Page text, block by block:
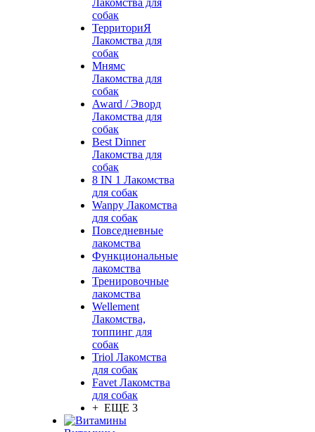
Лакомства для
собак
ТерриториЯ
Лакомства для
собак
Мнямс
Лакомства для
собак
Award / Эворд
Лакомства для
собак
Best Dinner
Лакомства для
собак
8 IN 1 Лакомства
для собак
Wanpy Лакомства
для собак
Повседневные
лакомства
Функциональные
лакомства
Тренировочные
лакомства
Wellement
Лакомства,
топпинг для
собак
Triol Лакомства
для собак
Favet Лакомства
для собак
+ ЕЩЕ 3